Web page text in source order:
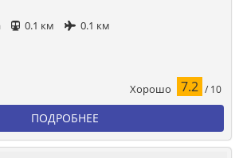
0.1 км
0.1 км
Хорошо 7.2 / 10
ПОДРОБНЕЕ